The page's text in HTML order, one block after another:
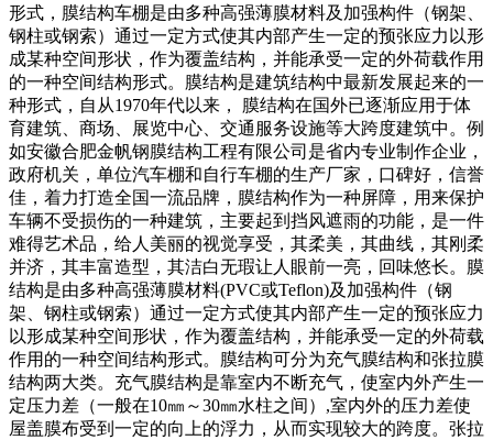
形式，膜结构车棚是由多种高强薄膜材料及加强构件（钢架、
钢柱或钢索）通过一定方式使其内部产生一定的预张应力以形
成某种空间形状，作为覆盖结构，并能承受一定的外荷载作用
的一种空间结构形式。膜结构是建筑结构中最新发展起来的一
种形式，自从1970年代以来， 膜结构在国外已逐渐应用于体
育建筑、商场、展览中心、交通服务设施等大跨度建筑中。例
如安徽合肥金帆钢膜结构工程有限公司是省内专业制作企业，
政府机关，单位汽车棚和自行车棚的生产厂家，口碑好，信誉
佳，着力打造全国一流品牌，膜结构作为一种屏障，用来保护
车辆不受损伤的一种建筑，主要起到挡风遮雨的功能，是一件
难得艺术品，给人美丽的视觉享受，其柔美，其曲线，其刚柔
并济，其丰富造型，其洁白无瑕让人眼前一亮，回味悠长。膜
结构是由多种高强薄膜材料(PVC或Teflon)及加强构件（钢
架、钢柱或钢索）通过一定方式使其内部产生一定的预张应力
以形成某种空间形状，作为覆盖结构，并能承受一定的外荷载
作用的一种空间结构形式。膜结构可分为充气膜结构和张拉膜
结构两大类。充气膜结构是靠室内不断充气，使室内外产生一
定压力差（一般在10㎜～30㎜水柱之间）,室内外的压力差使
屋盖膜布受到一定的向上的浮力，从而实现较大的跨度。张拉